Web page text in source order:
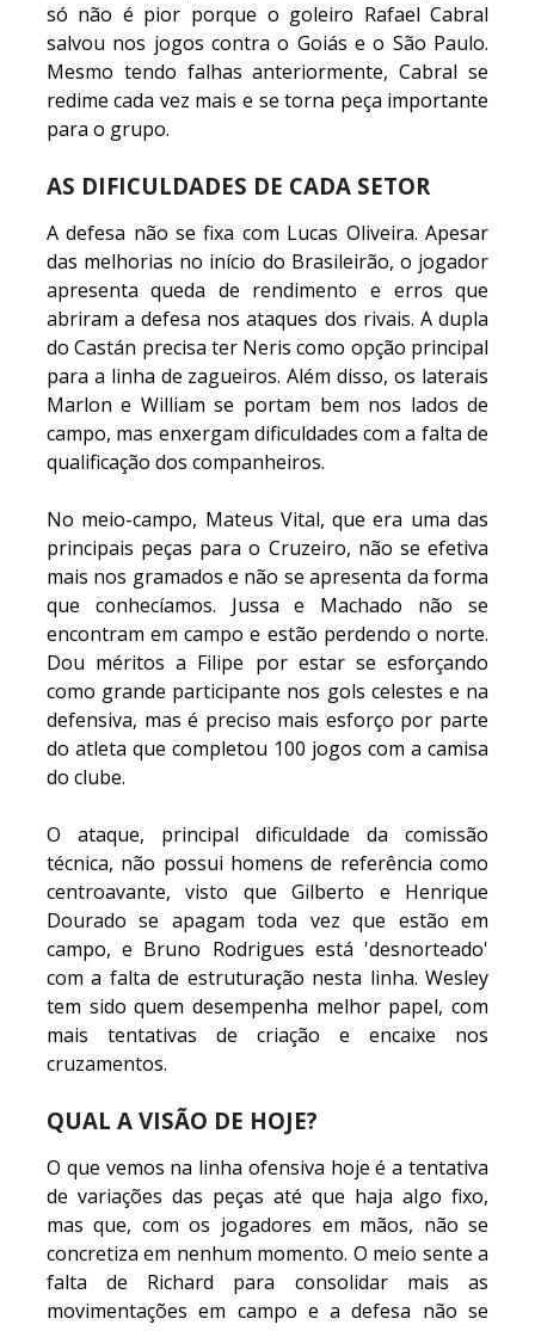
só não é pior porque o goleiro Rafael Cabral
salvou nos jogos contra o Goiás e o São Paulo.
Mesmo tendo falhas anteriormente, Cabral se
redime cada vez mais e se torna peça importante
para o grupo.
AS DIFICULDADES DE CADA SETOR
A defesa não se fixa com Lucas Oliveira. Apesar
das melhorias no início do Brasileirão, o jogador
apresenta queda de rendimento e erros que
abriram a defesa nos ataques dos rivais. A dupla
do Castán precisa ter Neris como opção principal
para a linha de zagueiros. Além disso, os laterais
Marlon e William se portam bem nos lados de
campo, mas enxergam dificuldades com a falta de
qualificação dos companheiros.
No meio-campo, Mateus Vital, que era uma das
principais peças para o Cruzeiro, não se efetiva
mais nos gramados e não se apresenta da forma
que conhecíamos. Jussa e Machado não se
encontram em campo e estão perdendo o norte.
Dou méritos a Filipe por estar se esforçando
como grande participante nos gols celestes e na
defensiva, mas é preciso mais esforço por parte
do atleta que completou 100 jogos com a camisa
do clube.
O ataque, principal dificuldade da comissão
técnica, não possui homens de referência como
centroavante, visto que Gilberto e Henrique
Dourado se apagam toda vez que estão em
campo, e Bruno Rodrigues está 'desnorteado'
com a falta de estruturação nesta linha. Wesley
tem sido quem desempenha melhor papel, com
mais tentativas de criação e encaixe nos
cruzamentos.
QUAL A VISÃO DE HOJE?
O que vemos na linha ofensiva hoje é a tentativa
de variações das peças até que haja algo fixo,
mas que, com os jogadores em mãos, não se
concretiza em nenhum momento. O meio sente a
falta de Richard para consolidar mais as
movimentações em campo e a defesa não se